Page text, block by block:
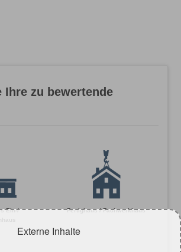
Externe Inhalte
Ihre zu bewertende
Ein-/
Fertighaus / Fachwerkhaus